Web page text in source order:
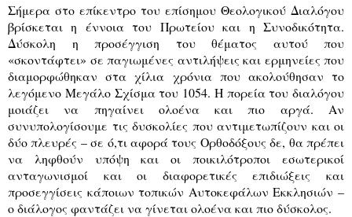
Σήμερα στο επίκεντρο του επίσημου Θεολογικού Διαλόγου
βρίσκεται η έννοια του Πρωτείου και η Συνοδικότητα.
Δύσκολη η προσέγγιση του θέματος αυτού που
«σκοντάφτει» σε παγιωμένες αντιλήψεις και ερμηνείες που
διαμορφώθηκαν στα χίλια χρόνια που ακολούθησαν το
λεγόμενο Μεγάλο Σχίσμα του 1054. Η πορεία του διαλόγου
μοιάζει να πηγαίνει ολοένα και πιο αργά. Αν
συνυπολογίσουμε τις δυσκολίες που αντιμετωπίζουν και οι
δύο πλευρές – σε ό,τι αφορά τους Ορθοδόξους δε, θα πρέπει
να ληφθούν υπόψη και οι ποικιλότροποι εσωτερικοί
ανταγωνισμοί και οι διαφορετικές επιδιώξεις και
προσεγγίσεις κάποιων τοπικών Αυτοκεφάλων Εκκλησιών –
ο διάλογος φαντάζει να γίνεται ολοένα και πιο δύσκολος.